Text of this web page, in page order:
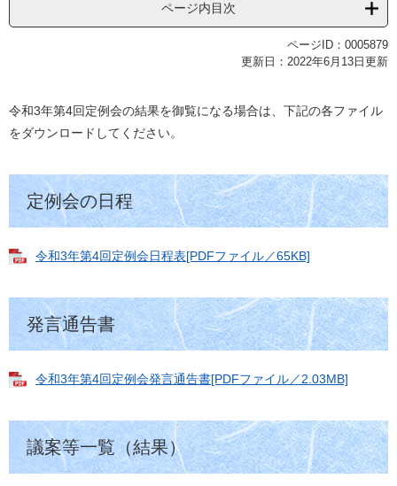
ページ内目次
ページID：0005879
更新日：2022年6月13日更新
令和3年第4回定例会の結果を御覧になる場合は、下記の各ファイル
をダウンロードしてください。
定例会の日程
令和3年第4回定例会日程表[PDFファイル／65KB]
発言通告書
令和3年第4回定例会発言通告書[PDFファイル／2.03MB]
議案等一覧（結果）